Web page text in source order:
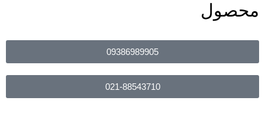
محصول
09386989905
021-88543710